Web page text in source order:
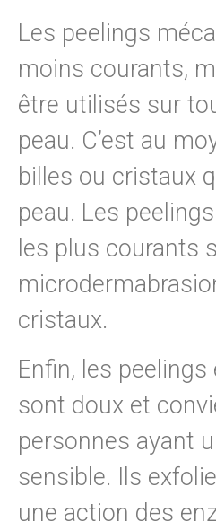
Les peelings
moins courants,
être utilisés sur
peau. C’est au
billes ou cristaux
peau. Les
les plus courants
cristaux.
Enfin, les
sont doux et
personnes ayant
sensible. Ils
une action des